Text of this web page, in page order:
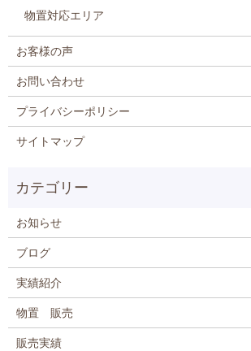
物置対応エリア
お客様の声
お問い合わせ
プライバシーポリシー
サイトマップ
お知らせ
ブログ
実績紹介
物置 販売
販売実績